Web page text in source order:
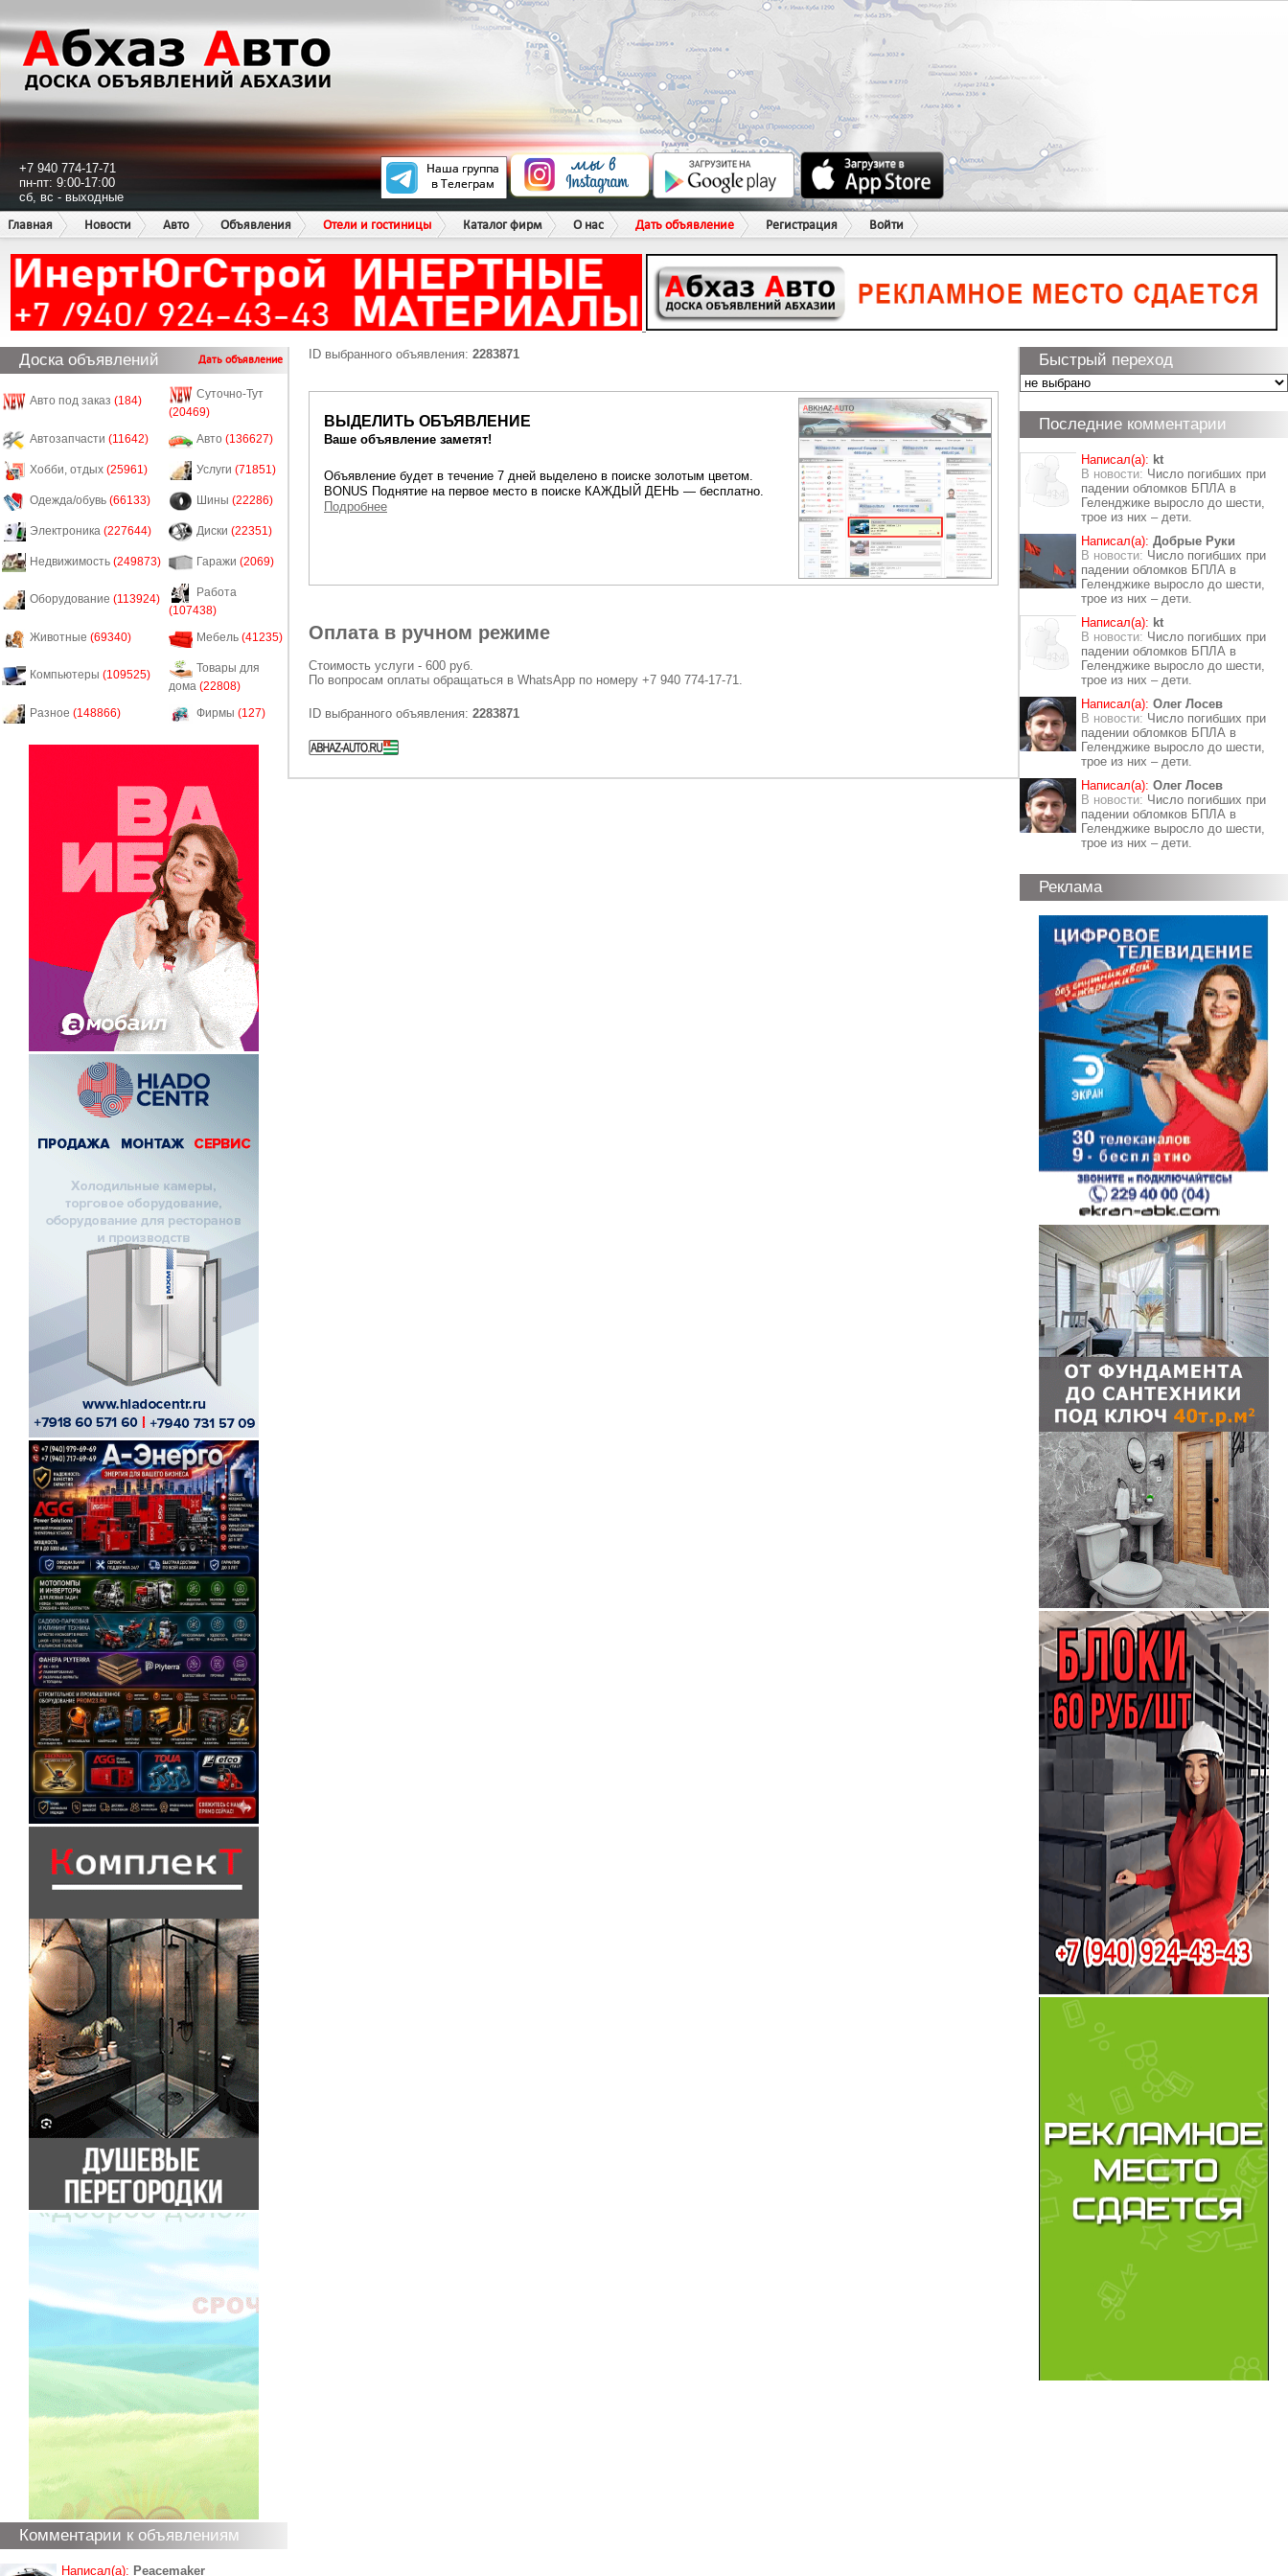
+7 940 774-17-71
пн-пт: 9:00-17:00
сб, вс - выходные
Главная
Новости Авто Объявления Отели и гостиницы Каталог фирм О нас Дать объявление Регистрация Войти
Доска объявлений Дать объявление
Авто под заказ (184)
Суточно-Тут
(20469)
Автозапчасти (11642) Авто (136627)
Хобби, отдых (25961) Услуги (71851)
Одежда/обувь (66133) Шины (22286)
Электроника (227644) Диски (22351)
Недвижимость (249873) Гаражи (2069)
Оборудование (113924)
Работа
(107438)
Животные (69340) Мебель (41235)
Компьютеры (109525)
Товары для
дома (22808)
Разное (148866) Фирмы (127)
Комментарии к объявлениям
Написал(а): Peacemaker
ID выбранного объявления: 2283871
ВЫДЕЛИТЬ ОБЪЯВЛЕНИЕ
Ваше объявление заметят!
Объявление будет в течение 7 дней выделено в поиске золотым цветом.
BONUS Поднятие на первое место в поиске КАЖДЫЙ ДЕНЬ — бесплатно.
Подробнее
Оплата в ручном режиме
Стоимость услуги - 600 руб.
По вопросам оплаты обращаться в WhatsApp по номеру +7 940 774-17-71.
ID выбранного объявления: 2283871
Быстрый переход
Последние комментарии
Написал(а): kt
В новости: Число погибших при
падении обломков БПЛА в
Геленджике выросло до шести,
трое из них – дети.
Написал(а): Добрые Руки
В новости: Число погибших при
падении обломков БПЛА в
Геленджике выросло до шести,
трое из них – дети.
Написал(а): kt
В новости: Число погибших при
падении обломков БПЛА в
Геленджике выросло до шести,
трое из них – дети.
Написал(а): Олег Лосев
В новости: Число погибших при
падении обломков БПЛА в
Геленджике выросло до шести,
трое из них – дети.
Написал(а): Олег Лосев
В новости: Число погибших при
падении обломков БПЛА в
Геленджике выросло до шести,
трое из них – дети.
Реклама